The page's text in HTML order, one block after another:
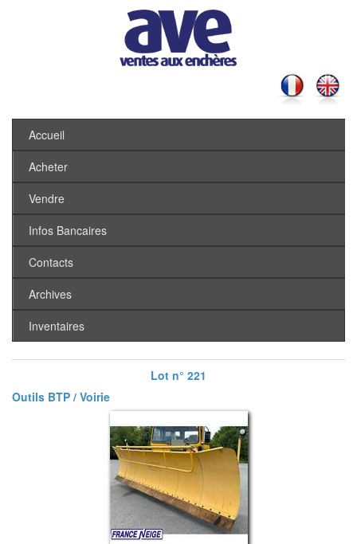
Accueil
Acheter
Vendre
Infos Bancaires
Contacts
Archives
Inventaires
Lot n° 221
Outils BTP / Voirie